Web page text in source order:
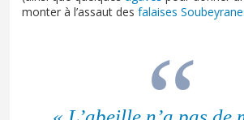
monter à l’assaut des falaises